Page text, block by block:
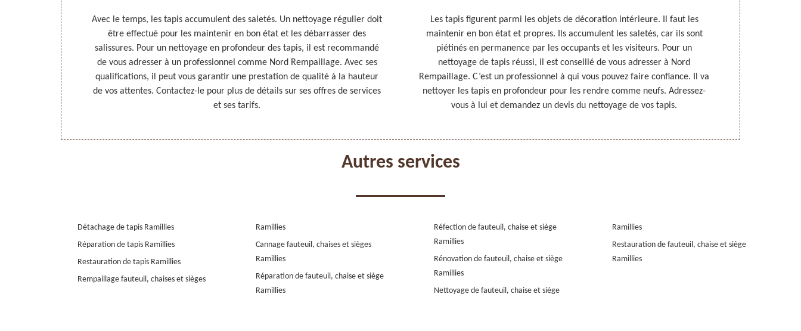
Avec le temps, les tapis accumulent des saletés. Un nettoyage régulier doit
être effectué pour les maintenir en bon état et les débarrasser des
salissures. Pour un nettoyage en profondeur des tapis, il est recommandé
de vous adresser à un professionnel comme Nord Rempaillage. Avec ses
qualifications, il peut vous garantir une prestation de qualité à la hauteur
de vos attentes. Contactez-le pour plus de détails sur ses offres de services
et ses tarifs.
Les tapis figurent parmi les objets de décoration intérieure. Il faut les
maintenir en bon état et propres. Ils accumulent les saletés, car ils sont
piétinés en permanence par les occupants et les visiteurs. Pour un
nettoyage de tapis réussi, il est conseillé de vous adresser à Nord
Rempaillage. C’est un professionnel à qui vous pouvez faire confiance. Il va
nettoyer les tapis en profondeur pour les rendre comme neufs. Adressez-
vous à lui et demandez un devis du nettoyage de vos tapis.
Autres services
Détachage de tapis Ramillies
Réparation de tapis Ramillies
Restauration de tapis Ramillies
Rempaillage fauteuil, chaises et sièges
Ramillies
Cannage fauteuil, chaises et sièges
Ramillies
Réparation de fauteuil, chaise et siège
Ramillies
Réfection de fauteuil, chaise et siège
Ramillies
Rénovation de fauteuil, chaise et siège
Ramillies
Nettoyage de fauteuil, chaise et siège
Ramillies
Restauration de fauteuil, chaise et siège
Ramillies